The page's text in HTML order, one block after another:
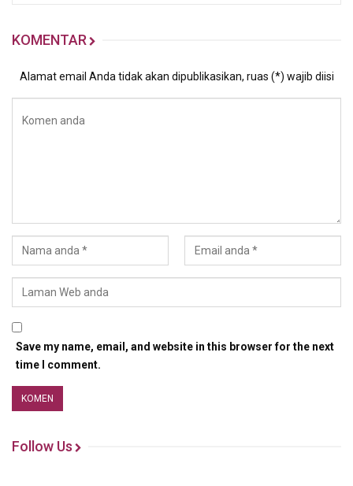
KOMENTAR
Alamat email Anda tidak akan dipublikasikan, ruas (*) wajib diisi
Save my name, email, and website in this browser for the next
time I comment.
Follow Us